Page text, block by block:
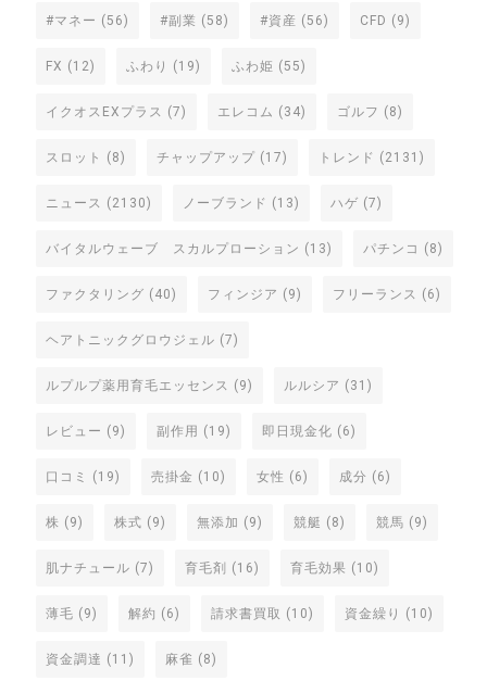
#マネー (56) #副業 (58) #資産 (56) CFD (9)
FX (12) ふわり (19) ふわ姫 (55)
イクオスEXプラス (7) エレコム (34) ゴルフ (8)
スロット (8) チャップアップ (17) トレンド (2131)
ニュース (2130) ノーブランド (13) ハゲ (7)
バイタルウェーブ スカルプローション (13) パチンコ (8)
ファクタリング (40) フィンジア (9) フリーランス (6)
ヘアトニックグロウジェル (7)
ルプルプ薬用育毛エッセンス (9) ルルシア (31)
レビュー (9) 副作用 (19) 即日現金化 (6)
口コミ (19) 売掛金 (10) 女性 (6) 成分 (6)
株 (9) 株式 (9) 無添加 (9) 競艇 (8) 競馬 (9)
肌ナチュール (7) 育毛剤 (16) 育毛効果 (10)
薄毛 (9) 解約 (6) 請求書買取 (10) 資金繰り (10)
資金調達 (11) 麻雀 (8)